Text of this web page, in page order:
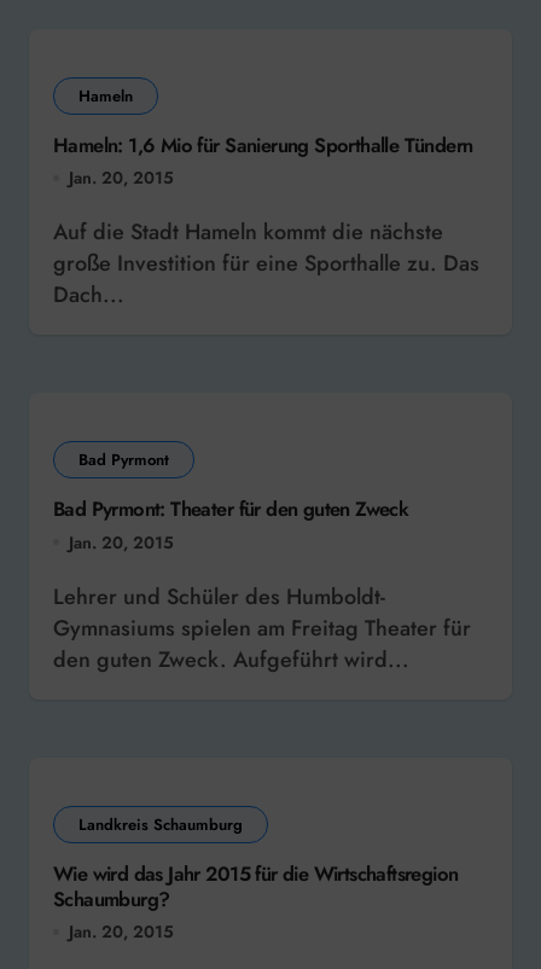
Hameln
Hameln: 1,6 Mio für Sanierung Sporthalle Tündern
Jan. 20, 2015
Auf die Stadt Hameln kommt die nächste
große Investition für eine Sporthalle zu. Das
Dach...
Bad Pyrmont
Bad Pyrmont: Theater für den guten Zweck
Jan. 20, 2015
Lehrer und Schüler des Humboldt-
Gymnasiums spielen am Freitag Theater für
den guten Zweck. Aufgeführt wird...
Landkreis Schaumburg
Wie wird das Jahr 2015 für die Wirtschaftsregion
Schaumburg?
Jan. 20, 2015